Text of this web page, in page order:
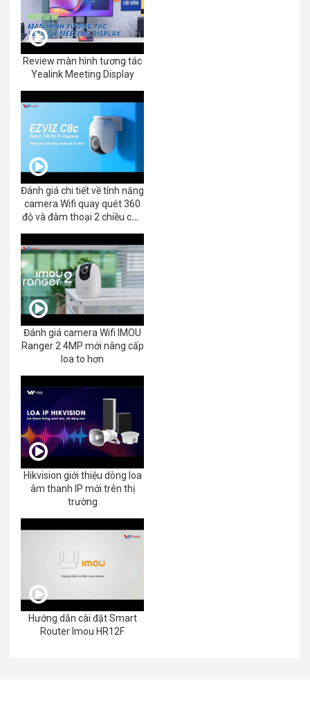
Review màn hình tương tác
Yealink Meeting Display
Đánh giá chi tiết về tính năng
camera Wifi quay quét 360
độ và đàm thoại 2 chiều của
Đánh giá camera Wifi IMOU
Ranger 2 4MP mới nâng cấp
loa to hơn
Hikvision giới thiệu dòng loa
âm thanh IP mới trên thị
trường
Hướng dẫn cài đặt Smart
Router Imou HR12F